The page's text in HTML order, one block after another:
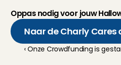
Oppas nodig voor jouw
Naar de Charly Cares
‹ Onze Crowdfunding is